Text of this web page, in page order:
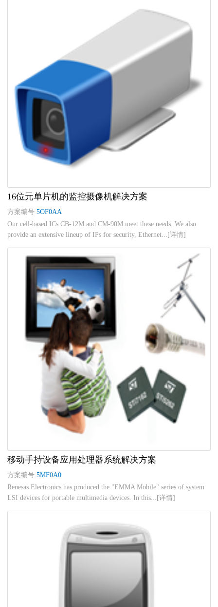
16位元单片机的监控摄像机解决方案
方案编号 5OF0AA
Our cell-based ICs CB-12M and CM-90M meet these needs. We also
provide an extensive lineup of IPs for security, Ethernet...[详情]
移动手持设备应用处理器系统解决方案
方案编号 5MF0A0
Renesas Electronics has produced the "EMMA Mobile" series of system
LSI devices for portable multimedia devices. In this...[详情]